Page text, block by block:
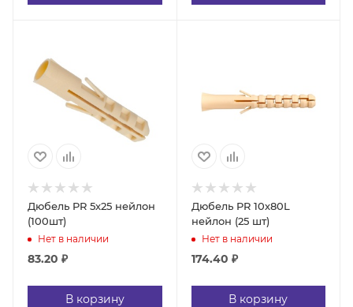
Дюбель PR 5х25 нейлон
(100шт)
Нет в наличии
83.20 ₽
В корзину
Дюбель PR 10х80L
нейлон (25 шт)
Нет в наличии
174.40 ₽
В корзину